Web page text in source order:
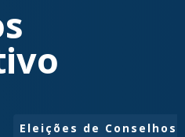
Eleições de Conselhos